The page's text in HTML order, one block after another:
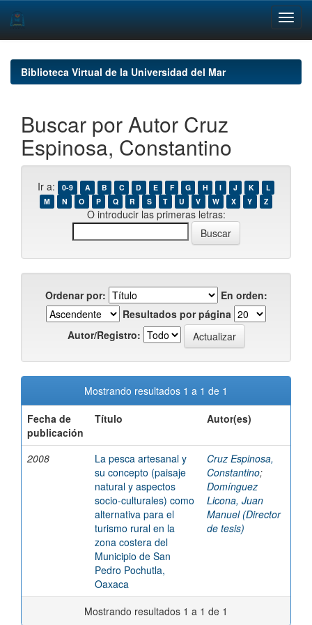
navigationBiblioteca Virtual de la Universidad del Mar
Buscar por Autor Cruz
Espinosa, Constantino
Ir a: 0-9 A B C D E F G H I J K
L
M
N O P Q R S T U V W X Y Z
O introducir las primeras letras:
Ordenar por:
En orden:
Resultados por página
Autor/Registro:
Mostrando resultados 1 a 1 de 1
Fecha de
publicación
Título Autor(es)
2008
La pesca artesanal y
su concepto (paisaje
natural y aspectos
socio-culturales) como
alternativa para el
turismo rural en la
zona costera del
Municipio de San
Pedro Pochutla,
Oaxaca
Cruz Espinosa,
Constantino;
Domínguez
Licona, Juan
Manuel (Director
de tesis)
Mostrando resultados 1 a 1 de 1